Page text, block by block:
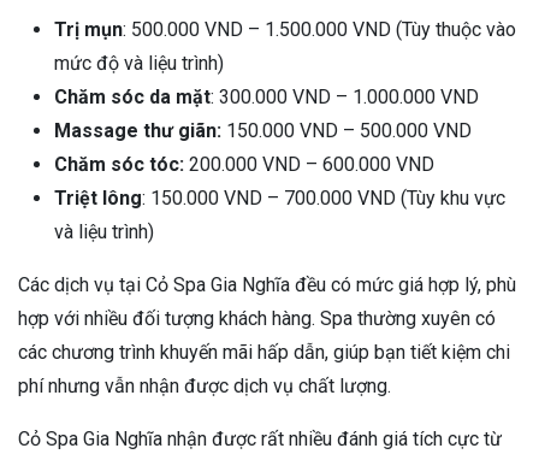
Trị mụn: 500.000 VND – 1.500.000 VND (Tùy thuộc vào
mức độ và liệu trình)
Chăm sóc da mặt: 300.000 VND – 1.000.000 VND
Massage thư giãn: 150.000 VND – 500.000 VND
Chăm sóc tóc: 200.000 VND – 600.000 VND
Triệt lông: 150.000 VND – 700.000 VND (Tùy khu vực
và liệu trình)
Các dịch vụ tại Cỏ Spa Gia Nghĩa đều có mức giá hợp lý, phù
hợp với nhiều đối tượng khách hàng. Spa thường xuyên có
các chương trình khuyến mãi hấp dẫn, giúp bạn tiết kiệm chi
phí nhưng vẫn nhận được dịch vụ chất lượng.
Cỏ Spa Gia Nghĩa nhận được rất nhiều đánh giá tích cực từ